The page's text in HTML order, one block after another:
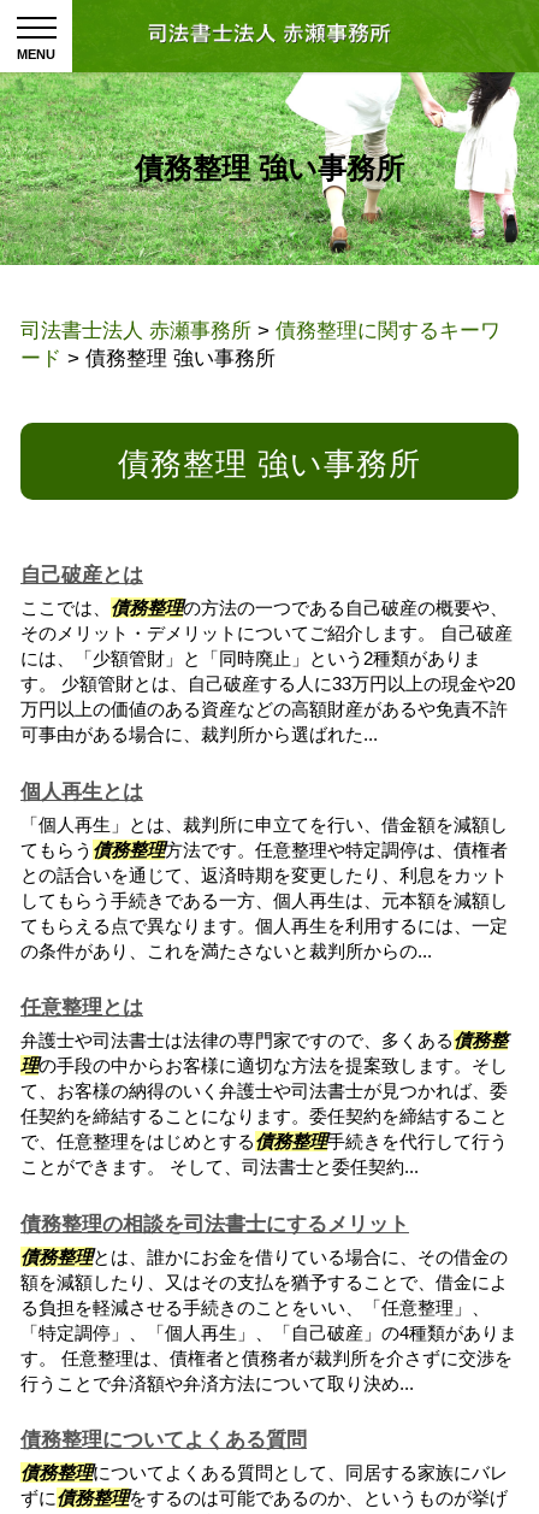
債務整理 強い事務所
司法書士法人 赤瀬事務所 > 債務整理に関するキーワ
ード > 債務整理 強い事務所
債務整理 強い事務所
自己破産とは
ここでは、 債務整理の方法の一つである自己破産の概要や、
そのメリット・デメリットについてご紹介します。 自己破産
には、「少額管財」と「同時廃止」という2種類がありま
す。 少額管財とは、自己破産する人に33万円以上の現金や20
万円以上の価値のある資産などの高額財産があるや免責不許
可事由がある場合に、裁判所から選ばれた...
個人再生とは
「個人再生」とは、裁判所に申立てを行い、借金額を減額し
てもらう 債務整理方法です。任意整理や特定調停は、債権者
との話合いを通じて、返済時期を変更したり、利息をカット
してもらう手続きである一方、個人再生は、元本額を減額し
てもらえる点で異なります。個人再生を利用するには、一定
の条件があり、これを満たさないと裁判所からの...
任意整理とは
弁護士や司法書士は法律の専門家ですので、多くある債務整
理の手段の中からお客様に適切な方法を提案致します。そし
て、お客様の納得のいく弁護士や司法書士が見つかれば、委
任契約を締結することになります。委任契約を締結すること
で、任意整理をはじめとする債務整理手続きを代行して行う
ことができます。 そして、司法書士と委任契約...
債務整理の相談を司法書士にするメリット
債務整理とは、誰かにお金を借りている場合に、その借金の
額を減額したり、又はその支払を猶予することで、借金によ
る負担を軽減させる手続きのことをいい、「任意整理」、
「特定調停」、「個人再生」、「自己破産」の4種類がありま
す。 任意整理は、債権者と債務者が裁判所を介さずに交渉を
行うことで弁済額や弁済方法について取り決め...
債務整理についてよくある質問
債務整理についてよくある質問として、同居する家族にバレ
ずに債務整理をするのは可能であるのか、というものが挙げ